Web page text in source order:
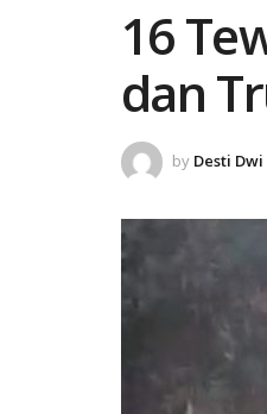
16
dan
by Desti